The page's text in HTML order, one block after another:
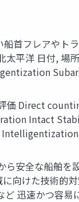
⾸フレアやト
平洋 ⽇付, 場
価 Direct
Intact
安全な船舶を
向けた技術的
迅速かつ容易